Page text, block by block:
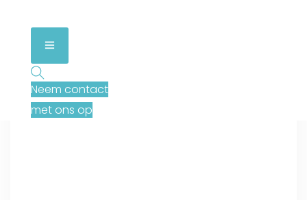
Neem contact
met ons op